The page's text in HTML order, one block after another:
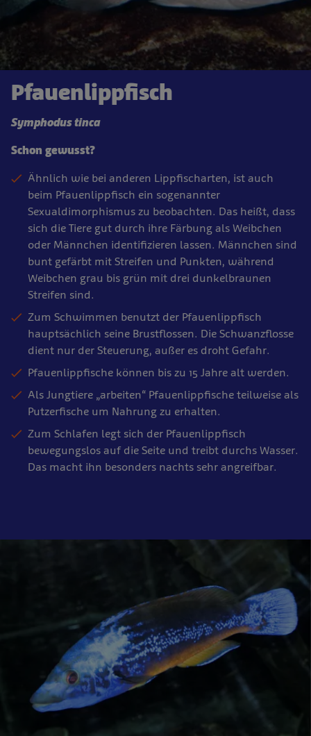
Pfauenlippfisch
Symphodus tinca
Schon gewusst?
Ähnlich wie bei anderen Lippfischarten, ist auch
beim Pfauenlippfisch ein sogenannter
Sexualdimorphismus zu beobachten. Das heißt, dass
sich die Tiere gut durch ihre Färbung als Weibchen
oder Männchen identifizieren lassen. Männchen sind
bunt gefärbt mit Streifen und Punkten, während
Weibchen grau bis grün mit drei dunkelbraunen
Streifen sind.
Zum Schwimmen benutzt der Pfauenlippfisch
hauptsächlich seine Brustflossen. Die Schwanzflosse
dient nur der Steuerung, außer es droht Gefahr.
Pfauenlippfische können bis zu 15 Jahre alt werden.
Als Jungtiere „arbeiten“ Pfauenlippfische teilweise als
Putzerfische um Nahrung zu erhalten.
Zum Schlafen legt sich der Pfauenlippfisch
bewegungslos auf die Seite und treibt durchs Wasser.
Das macht ihn besonders nachts sehr angreifbar.